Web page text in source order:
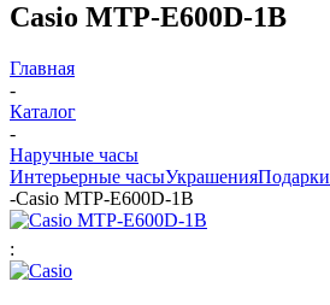
Casio MTP-E600D-1B
Главная
-
Каталог
-
Наручные часы
Интерьерные часыУкрашенияПодарки
-Casio MTP-E600D-1B
: